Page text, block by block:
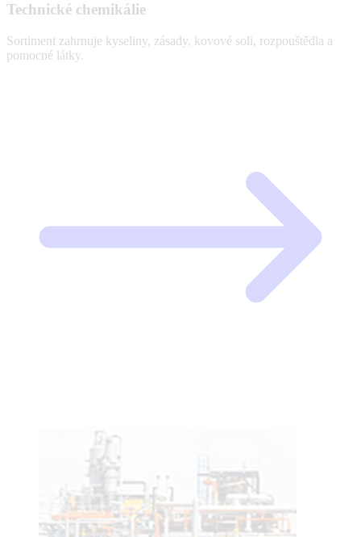
Technické chemikálie
Sortiment zahrnuje kyseliny, zásady, kovové soli, rozpouštědla a
pomocné látky.